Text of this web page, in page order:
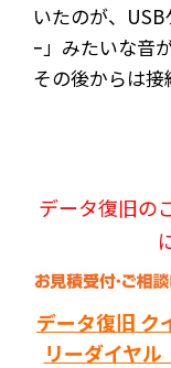
いたのが、
ｰ」みたいな音
その後からは接
データ復旧の
データ復旧 ク
リーダイヤル